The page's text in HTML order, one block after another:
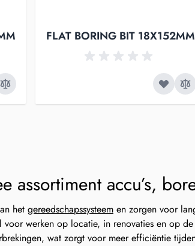
FLAT BORING BIT 18X152MM
assortiment accu’s,
het gereedschapssysteem en zorgen voor
werken op locatie, in renovaties en op
wat zorgt voor meer efficiëntie